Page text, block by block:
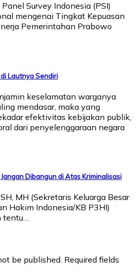
Survey Indonesia (PSI)
mengenai Tingkat Kepuasan
Pemerintahan Prabowo
Lautnya Sendiri
keselamatan warganya
mendasar, maka yang
efektivitas kebijakan publik,
dari penyelenggaraan negara
Dibangun di Atas Kriminalisasi
MH (Sekretaris Keluarga Besar
Hakim Indonesia/KB P3HI)
tentu…
be published. Required fields